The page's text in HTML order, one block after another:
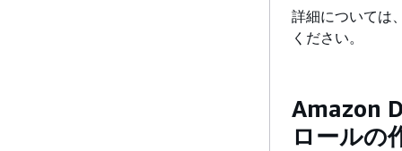
詳細については
ください。
Amazon
ロールの